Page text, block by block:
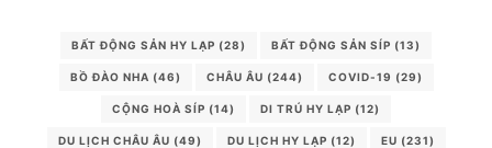
BẤT ĐỘNG SẢN HY LẠP (28) BẤT ĐỘNG SẢN SÍP (13)
BỒ ĐÀO NHA (46) CHÂU ÂU (244) COVID-19 (29)
CỘNG HOÀ SÍP (14) DI TRÚ HY LẠP (12)
DU LỊCH CHÂU ÂU (49) DU LỊCH HY LẠP (12) EU (231)